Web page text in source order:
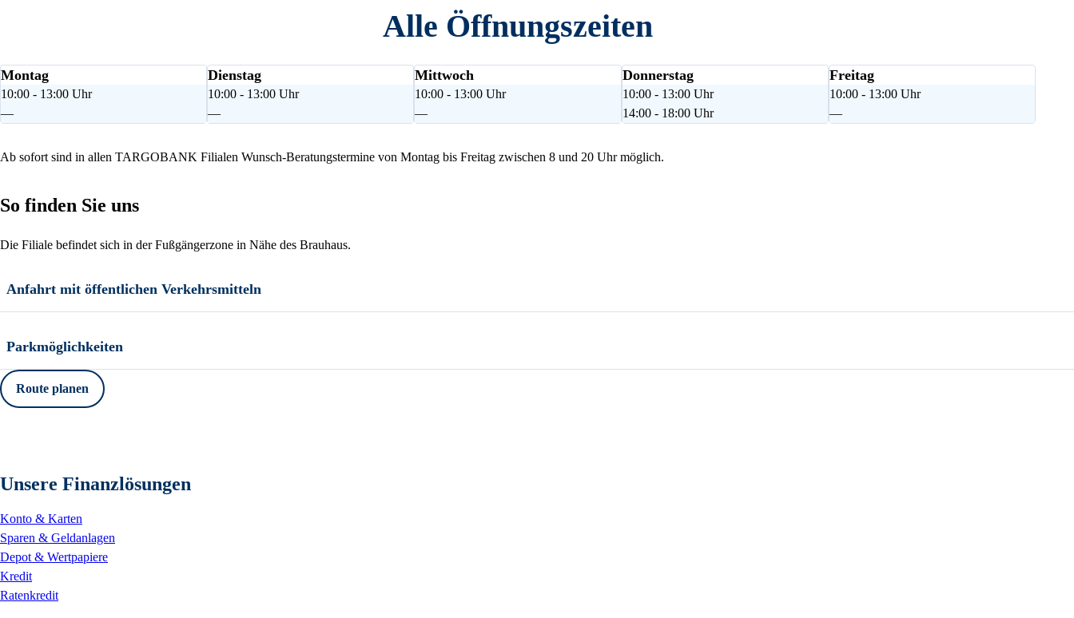
Alle Öffnungszeiten
Montag
10:00 - 13:00 Uhr
—
Dienstag
10:00 - 13:00 Uhr
—
Mittwoch
10:00 - 13:00 Uhr
—
Donnerstag
10:00 - 13:00 Uhr
14:00 - 18:00 Uhr
Freitag
10:00 - 13:00 Uhr
—
Ab sofort sind in allen TARGOBANK Filialen Wunsch-Beratungstermine von Montag bis Freitag zwischen 8 und 20 Uhr möglich.
So finden Sie uns
Die Filiale befindet sich in der Fußgängerzone in Nähe des Brauhaus.
Anfahrt mit öffentlichen Verkehrsmitteln
Parkmöglichkeiten
Route planen
Unsere Finanzlösungen
Konto & Karten
Sparen & Geldanlagen
Depot & Wertpapiere
Kredit
Ratenkredit